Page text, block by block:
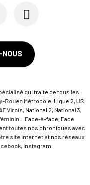
qui traite de tous les
Rouen Métropole, Ligue 2, US
Virois, National 2, National 3,
Face-à-face, Face
toutes nos chroniques avec
site internet et nos réseaux
Instagram.